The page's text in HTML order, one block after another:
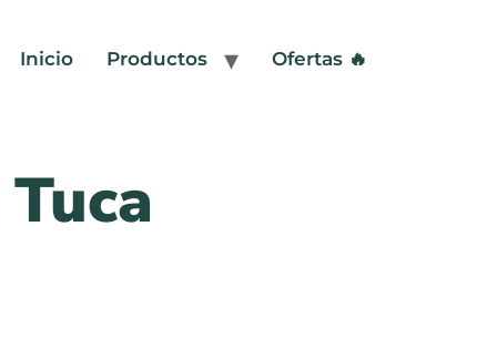
Inicio Productos Ofertas 🔥